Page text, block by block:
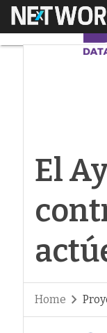
Menú
El
Home